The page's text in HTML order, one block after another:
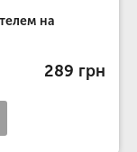
на
289 грн